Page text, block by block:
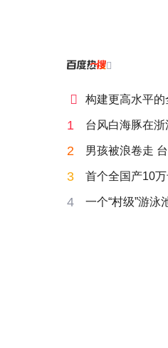

 构建更高水平
1 台风白海豚在
2 男孩被浪卷走 台
3 首个全国产10
4 一个“村级”游泳